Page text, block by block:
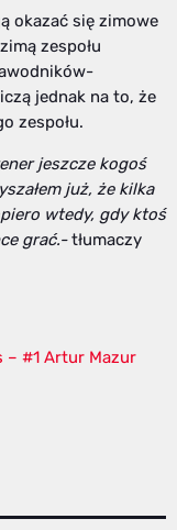
okazać się zimowe
zespołu
jednak na to, że
zespołu.
jeszcze kogoś
już, że kilka
wtedy, gdy ktoś
grać.-tłumaczy
#1 Artur Mazur